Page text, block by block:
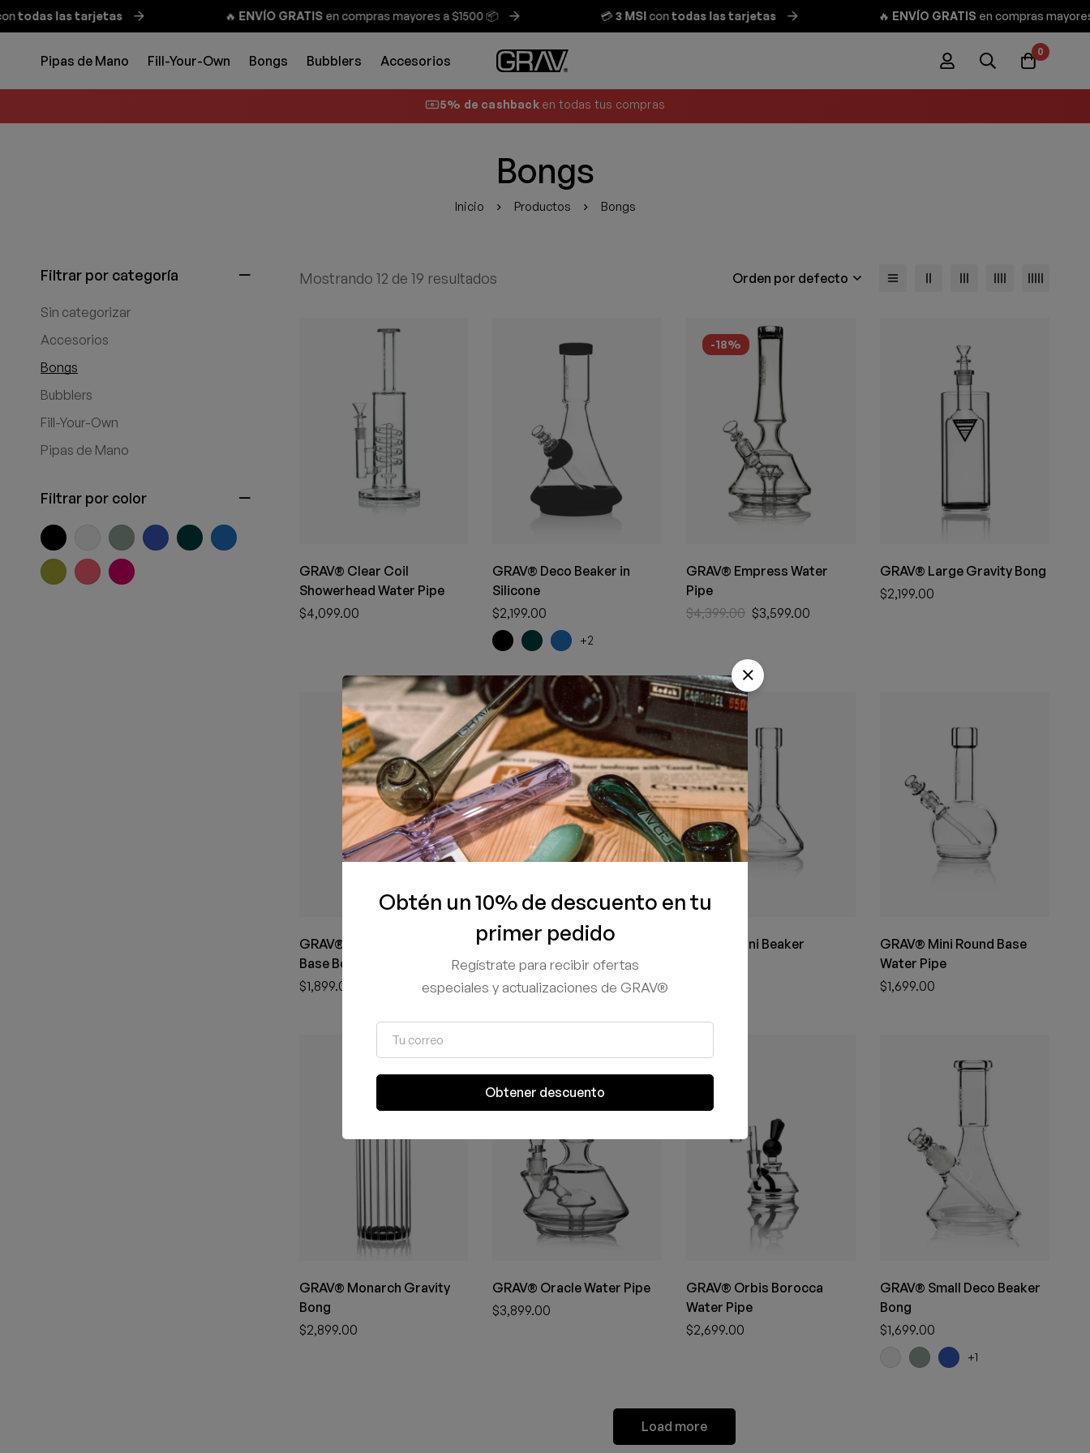
todas las tarjetas ENVÍO GRATISen compras mayores a $1500 📦 3 MSIcontodas las tarjetas ENVÍO GRATISen compras mayores a
Pipas de Mano Fill-Your-Own Bongs Bubblers Accesorios
0
5% de cashbacken todas tus compras
Bongs
Inicio Productos Bongs
Filtrar por categoría
Sin categorizar
Accesorios
Bongs
Bubblers
Fill-Your-Own
Pipas de Mano
Filtrar por color
Mostrando 12 de 19 resultados Orden por defecto
GRAV® Clear Coil
Showerhead Water Pipe
$4,099.00
GRAV® Deco Beaker in
Silicone
$2,199.00
+2
-18%
GRAV® Empress Water
Pipe
$4,399.00 $3,599.00
GRAV® Large Gravity Bong
$2,199.00
GRAV® Medium Round
Base Bong
$1,899.00
-25%
GRAV® Menorah Bong
$7,999.00 $5,999.00
GRAV® Mini Beaker
GRAV® Mini Round Base
Water Pipe
$1,699.00
GRAV® Monarch Gravity
Bong
$2,899.00
GRAV® Oracle Water Pipe
$3,899.00
GRAV® Orbis Borocca
Water Pipe
$2,699.00
GRAV® Small Deco Beaker
Bong
$1,699.00
+1
Load more
Obtén un 10% de descuento en tu
primer pedido
Regístrate para recibir ofertas
especiales y actualizaciones de GRAV®
Obtener descuento